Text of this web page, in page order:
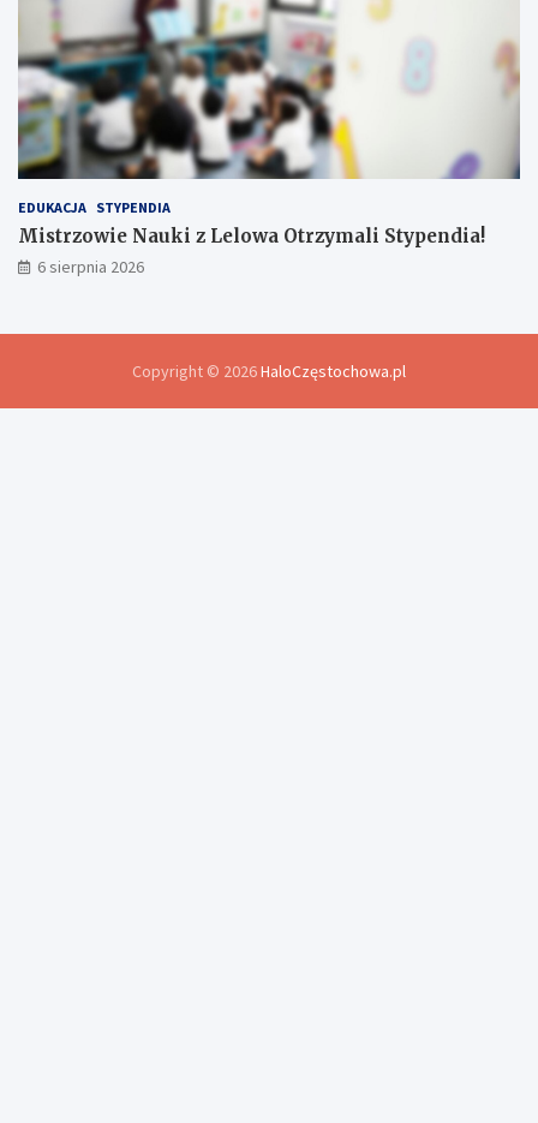
EDUKACJA STYPENDIA
Mistrzowie Nauki z Lelowa Otrzymali Stypendia!
6 sierpnia 2026
Copyright © 2026HaloCzęstochowa.pl